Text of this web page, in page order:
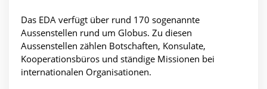
Das EDA verfügt über rund 170 sogenannte
Aussenstellen rund um Globus. Zu diesen
Aussenstellen zählen Botschaften, Konsulate,
Kooperationsbüros und ständige Missionen bei
internationalen Organisationen.